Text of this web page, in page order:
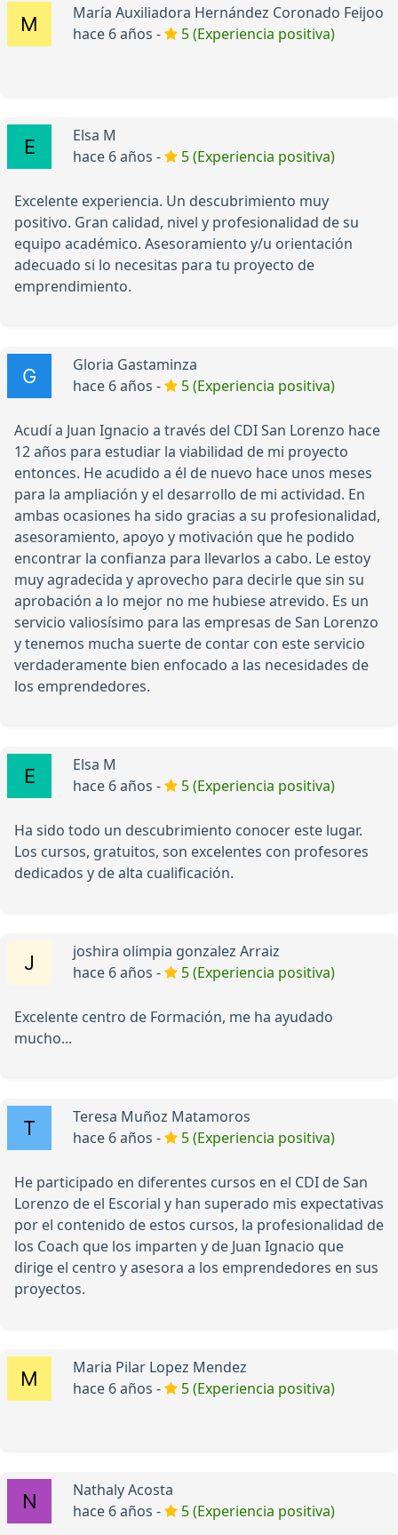
María Auxiliadora Hernández Coronado Feijoo
hace 6 años -
5 (Experiencia positiva)
Elsa M
hace 6 años -
5 (Experiencia positiva)
Excelente experiencia. Un descubrimiento muy
positivo. Gran calidad, nivel y profesionalidad de su
equipo académico. Asesoramiento y/u orientación
adecuado si lo necesitas para tu proyecto de
emprendimiento.
Gloria Gastaminza
hace 6 años -
5 (Experiencia positiva)
Acudí a Juan Ignacio a través del CDI San Lorenzo hace
12 años para estudiar la viabilidad de mi proyecto
entonces. He acudido a él de nuevo hace unos meses
para la ampliación y el desarrollo de mi actividad. En
ambas ocasiones ha sido gracias a su profesionalidad,
asesoramiento, apoyo y motivación que he podido
encontrar la confianza para llevarlos a cabo. Le estoy
muy agradecida y aprovecho para decirle que sin su
aprobación a lo mejor no me hubiese atrevido. Es un
servicio valiosísimo para las empresas de San Lorenzo
y tenemos mucha suerte de contar con este servicio
verdaderamente bien enfocado a las necesidades de
los emprendedores.
Elsa M
hace 6 años -
5 (Experiencia positiva)
Ha sido todo un descubrimiento conocer este lugar.
Los cursos, gratuitos, son excelentes con profesores
dedicados y de alta cualificación.
joshira olimpia gonzalez Arraiz
hace 6 años -
5 (Experiencia positiva)
Excelente centro de Formación, me ha ayudado
mucho...
Teresa Muñoz Matamoros
hace 6 años -
5 (Experiencia positiva)
He participado en diferentes cursos en el CDI de San
Lorenzo de el Escorial y han superado mis expectativas
por el contenido de estos cursos, la profesionalidad de
los Coach que los imparten y de Juan Ignacio que
dirige el centro y asesora a los emprendedores en sus
proyectos.
Maria Pilar Lopez Mendez
hace 6 años -
5 (Experiencia positiva)
Nathaly Acosta
hace 6 años -
5 (Experiencia positiva)